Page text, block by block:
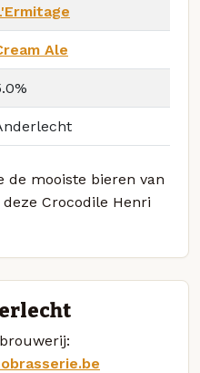
Ale
de mooiste bieren van
Crocodile Henri